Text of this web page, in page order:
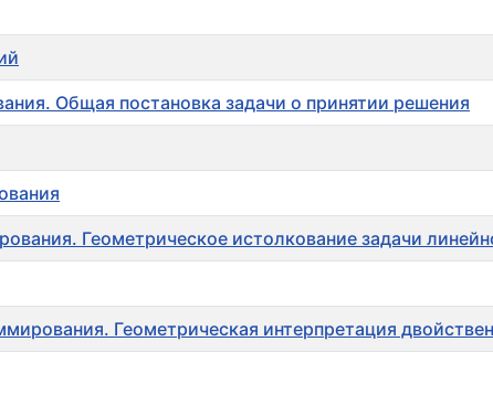
Общая постановка задачи о принятии решения
Геометрическое истолкование задачи
Геометрическая интерпретация